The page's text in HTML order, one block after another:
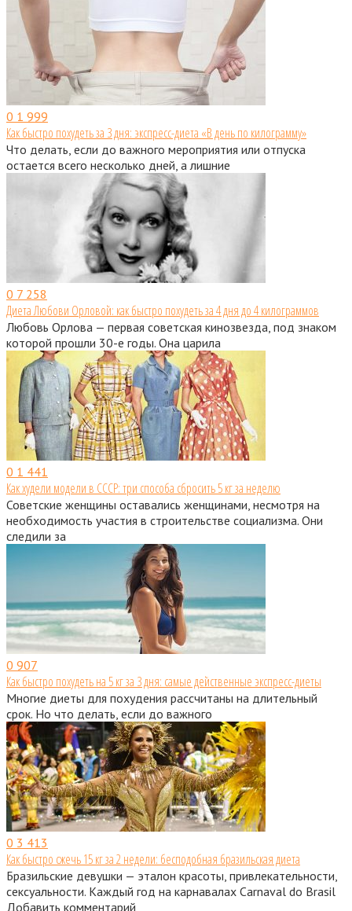
0 1 999
Как быстро похудеть за 3 дня: экспресс-диета «В день по килограмму»
Что делать, если до важного мероприятия или отпуска
остается всего несколько дней, а лишние
0 7 258
Диета Любови Орловой: как быстро похудеть за 4 дня до 4 килограммов
Любовь Орлова — первая советская кинозвезда, под знаком
которой прошли 30-е годы. Она царила
0 1 441
Как худели модели в СССР: три способа сбросить 5 кг за неделю
Советские женщины оставались женщинами, несмотря на
необходимость участия в строительстве социализма. Они
следили за
0 907
Как быстро похудеть на 5 кг за 3 дня: самые действенные экспресс-диеты
Многие диеты для похудения рассчитаны на длительный
срок. Но что делать, если до важного
0 3 413
Как быстро сжечь 15 кг за 2 недели: бесподобная бразильская диета
Бразильские девушки — эталон красоты, привлекательности,
сексуальности. Каждый год на карнавалах Carnaval do Brasil
Добавить комментарий